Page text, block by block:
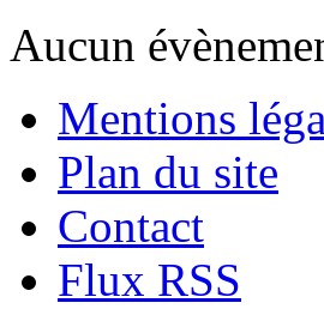
Aucun
Mentions
Plan du site
Contact
Flux RSS